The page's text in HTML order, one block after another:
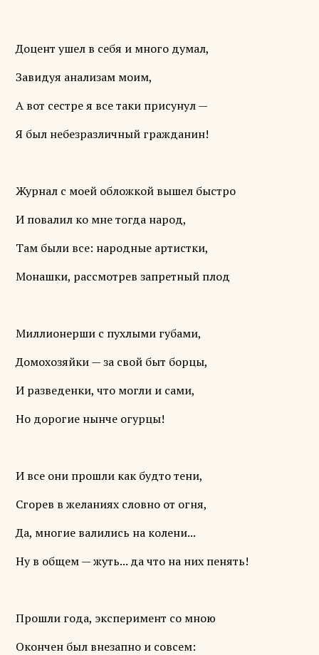
Доцент ушел в себя и много думал,
Завидуя анализам моим,
А вот сестре я все таки присунул —
Я был небезразличный гражданин!
Журнал с моей обложкой вышел быстро
И повалил ко мне тогда народ,
Там были все: народные артистки,
Монашки, рассмотрев запретный плод
Миллионерши с пухлыми губами,
Домохозяйки — за свой быт борцы,
И разведенки, что могли и сами,
Но дорогие нынче огурцы!
И все они прошли как будто тени,
Сгорев в желаниях словно от огня,
Да, многие валились на колени...
Ну в общем — жуть... да что на них пенять!
Прошли года, эксперимент со мною
Окончен был внезапно и совсем: